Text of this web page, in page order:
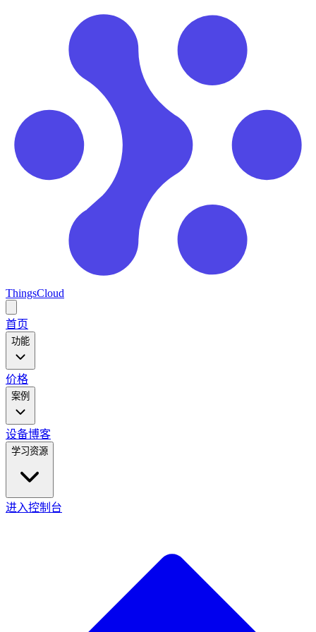
ThingsCloud
main
menu
首页
功能
价格
案例
设备博客
学习资源
进入控制台